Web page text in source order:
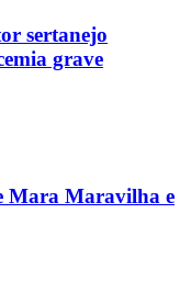
sertanejo
grave
Mara Maravilha e